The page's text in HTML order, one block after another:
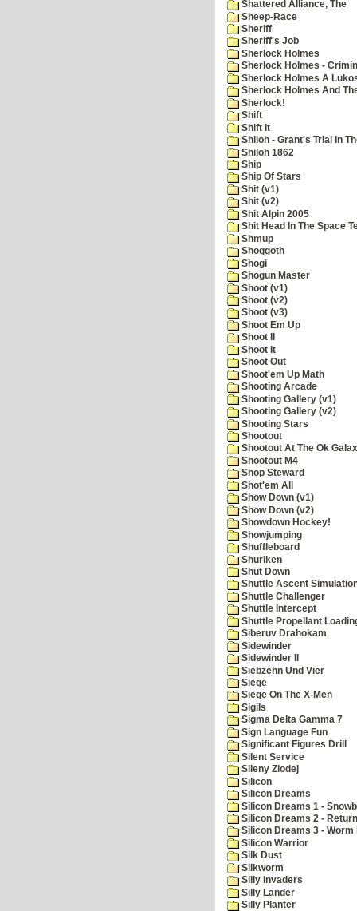
Shattered Alliance, The
Sheep-Race
Sheriff
Sheriff's Job
Sherlock Holmes
Sherlock Holmes -
Sherlock Holmes A
Sherlock Holmes And
Sherlock!
Shift
Shift It
Shiloh - Grant's Trial In
Shiloh 1862
Ship
Ship Of Stars
Shit (v1)
Shit (v2)
Shit Alpin 2005
Shit Head In The Space
Shmup
Shoggoth
Shogi
Shogun Master
Shoot (v1)
Shoot (v2)
Shoot (v3)
Shoot Em Up
Shoot II
Shoot It
Shoot Out
Shoot'em Up Math
Shooting Arcade
Shooting Gallery (v1)
Shooting Gallery (v2)
Shooting Stars
Shootout
Shootout At The Ok
Shootout M4
Shop Steward
Shot'em All
Show Down (v1)
Show Down (v2)
Showdown Hockey!
Showjumping
Shuffleboard
Shuriken
Shut Down
Shuttle Ascent
Shuttle Challenger
Shuttle Intercept
Shuttle Propellant
Siberuv Drahokam
Sidewinder
Sidewinder II
Siebzehn Und Vier
Siege
Siege On The X-Men
Sigils
Sigma Delta Gamma 7
Sign Language Fun
Significant Figures Drill
Silent Service
Sileny Zlodej
Silicon
Silicon Dreams
Silicon Dreams 1 -
Silicon Dreams 2 -
Silicon Dreams 3 - Worm
Silicon Warrior
Silk Dust
Silkworm
Silly Invaders
Silly Lander
Silly Planter